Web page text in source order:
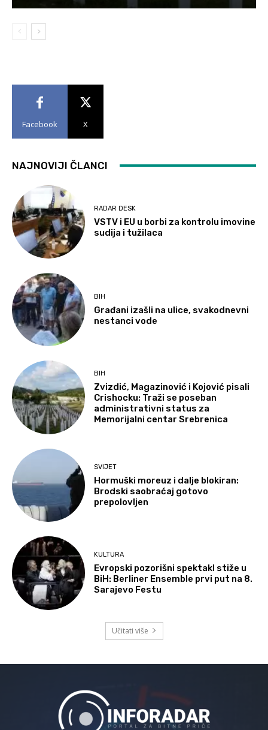
Facebook X
NAJNOVIJI ČLANCI
RADAR DESK
VSTV i EU u borbi za kontrolu imovine
sudija i tužilaca
BIH
Građani izašli na ulice, svakodnevni
nestanci vode
BIH
Zvizdić, Magazinović i Kojović pisali
Crishocku: Traži se poseban
administrativni status za
Memorijalni centar Srebrenica
SVIJET
Hormuški moreuz i dalje blokiran:
Brodski saobraćaj gotovo
prepolovljen
KULTURA
Evropski pozorišni spektakl stiže u
BiH: Berliner Ensemble prvi put na 8.
Sarajevo Festu
Učitati više